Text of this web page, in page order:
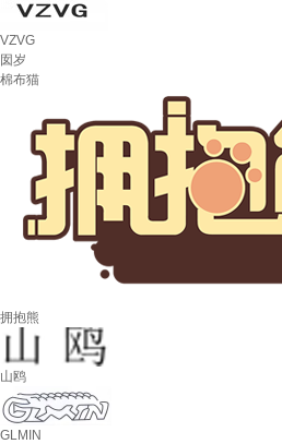
VZVG
囡岁
棉布猫
拥抱熊
山鸥
GLMIN